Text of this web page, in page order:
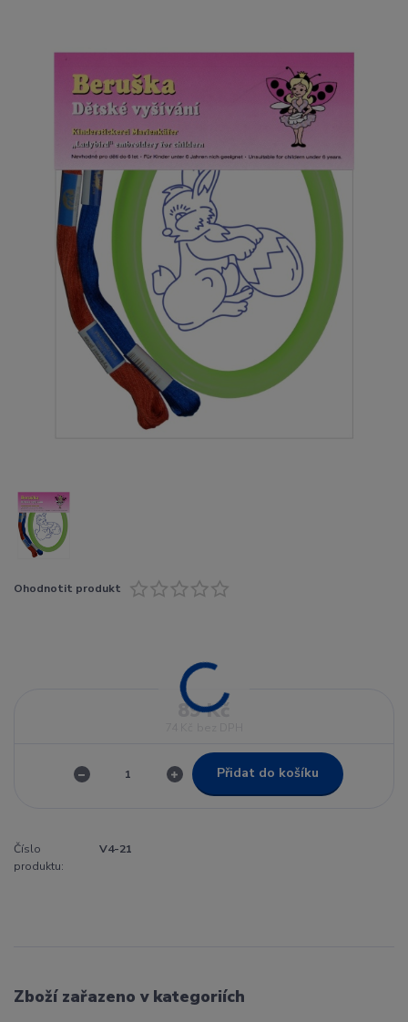
Ohodnotit produkt
89 Kč
Přidat do košíku
Číslo
produktu:
V4-21
Zboží zařazeno v kategoriích